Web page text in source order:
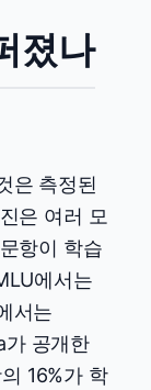
졌나
은 측정된
은 여러 모
항이 학습
에서는
서는
공개한
16%가 학